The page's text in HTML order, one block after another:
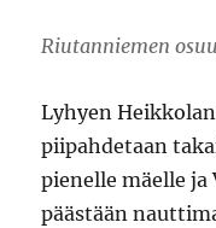
Riutanniemen
Lyhyen
piipahdetaan
pienelle mäelle
päästään